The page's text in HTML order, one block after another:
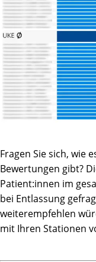
Fragen Sie sich, wie
Bewertungen gibt?
Patient:innen im
bei Entlassung
weiterempfehlen
mit Ihren Stationen